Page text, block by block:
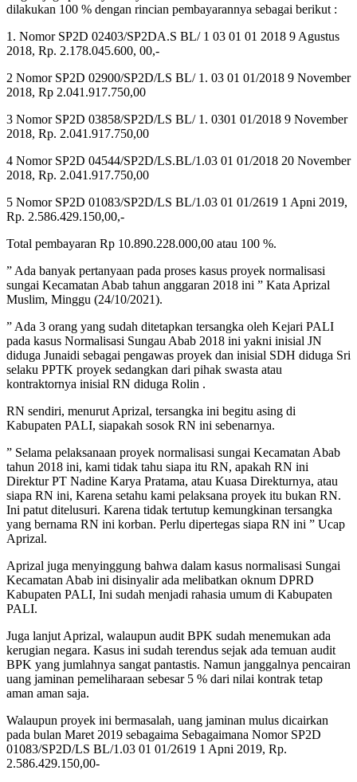
dilakukan 100 % dengan rincian pembayarannya sebagai berikut :
1. Nomor SP2D 02403/SP2DA.S BL/ 1 03 01 01 2018 9 Agustus
2018, Rp. 2.178.045.600, 00,-
2 Nomor SP2D 02900/SP2D/LS BL/ 1. 03 01 01/2018 9 November
2018, Rp 2.041.917.750,00
3 Nomor SP2D 03858/SP2D/LS BL/ 1. 0301 01/2018 9 November
2018, Rp. 2.041.917.750,00
4 Nomor SP2D 04544/SP2D/LS.BL/1.03 01 01/2018 20 November
2018, Rp. 2.041.917.750,00
5 Nomor SP2D 01083/SP2D/LS BL/1.03 01 01/2619 1 Apni 2019,
Rp. 2.586.429.150,00,-
Total pembayaran Rp 10.890.228.000,00 atau 100 %.
” Ada banyak pertanyaan pada proses kasus proyek normalisasi
sungai Kecamatan Abab tahun anggaran 2018 ini ” Kata Aprizal
Muslim, Minggu (24/10/2021).
” Ada 3 orang yang sudah ditetapkan tersangka oleh Kejari PALI
pada kasus Normalisasi Sungau Abab 2018 ini yakni inisial JN
diduga Junaidi sebagai pengawas proyek dan inisial SDH diduga Sri
selaku PPTK proyek sedangkan dari pihak swasta atau
kontraktornya inisial RN diduga Rolin .
RN sendiri, menurut Aprizal, tersangka ini begitu asing di
Kabupaten PALI, siapakah sosok RN ini sebenarnya.
” Selama pelaksanaan proyek normalisasi sungai Kecamatan Abab
tahun 2018 ini, kami tidak tahu siapa itu RN, apakah RN ini
Direktur PT Nadine Karya Pratama, atau Kuasa Direkturnya, atau
siapa RN ini, Karena setahu kami pelaksana proyek itu bukan RN.
Ini patut ditelusuri. Karena tidak tertutup kemungkinan tersangka
yang bernama RN ini korban. Perlu dipertegas siapa RN ini ” Ucap
Aprizal.
Aprizal juga menyinggung bahwa dalam kasus normalisasi Sungai
Kecamatan Abab ini disinyalir ada melibatkan oknum DPRD
Kabupaten PALI, Ini sudah menjadi rahasia umum di Kabupaten
PALI.
Juga lanjut Aprizal, walaupun audit BPK sudah menemukan ada
kerugian negara. Kasus ini sudah terendus sejak ada temuan audit
BPK yang jumlahnya sangat pantastis. Namun janggalnya pencairan
uang jaminan pemeliharaan sebesar 5 % dari nilai kontrak tetap
aman aman saja.
Walaupun proyek ini bermasalah, uang jaminan mulus dicairkan
pada bulan Maret 2019 sebagaima Sebagaimana Nomor SP2D
01083/SP2D/LS BL/1.03 01 01/2619 1 Apni 2019, Rp.
2.586.429.150,00-